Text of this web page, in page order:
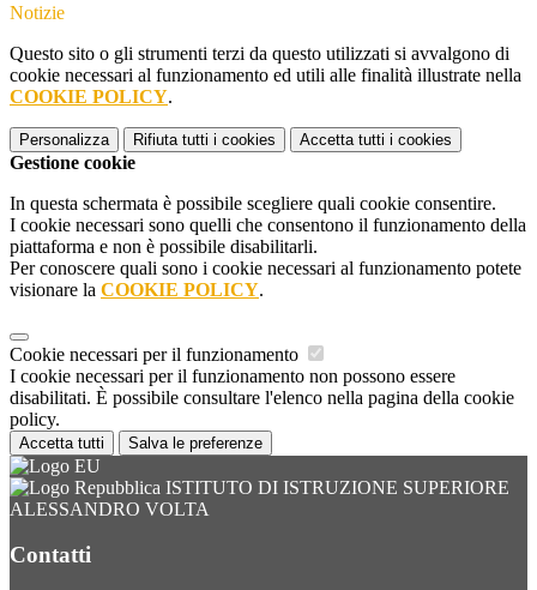
Notizie
Questo sito o gli strumenti terzi da questo utilizzati si avvalgono di
cookie necessari al funzionamento ed utili alle finalità illustrate nella
COOKIE POLICY.
Personalizza Rifiuta tutti i cookies Accetta tutti i cookies
Gestione cookie
In questa schermata è possibile scegliere quali cookie consentire.
I cookie necessari sono quelli che consentono il funzionamento della
piattaforma e non è possibile disabilitarli.
Per conoscere quali sono i cookie necessari al funzionamento potete
visionare la COOKIE POLICY.
Cookie necessari per il funzionamento
I cookie necessari per il funzionamento non possono essere
disabilitati. È possibile consultare l'elenco nella pagina della cookie
policy.
Accetta tutti Salva le preferenze
ISTITUTO DI ISTRUZIONE SUPERIORE
ALESSANDRO VOLTA
Contatti